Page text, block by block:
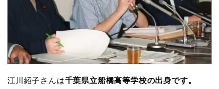
江川紹子さんは千葉県立船橋高等学校の出身です。